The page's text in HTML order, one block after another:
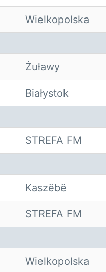
Wielkopolska
Żuławy
Białystok
STREFA FM
Kaszëbë
STREFA FM
Wielkopolska